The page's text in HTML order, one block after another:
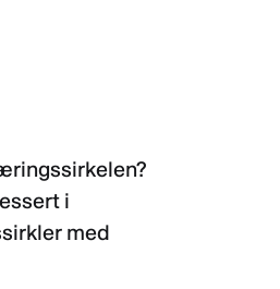
i
med